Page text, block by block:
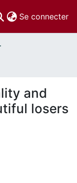
Se connecter
and
losers